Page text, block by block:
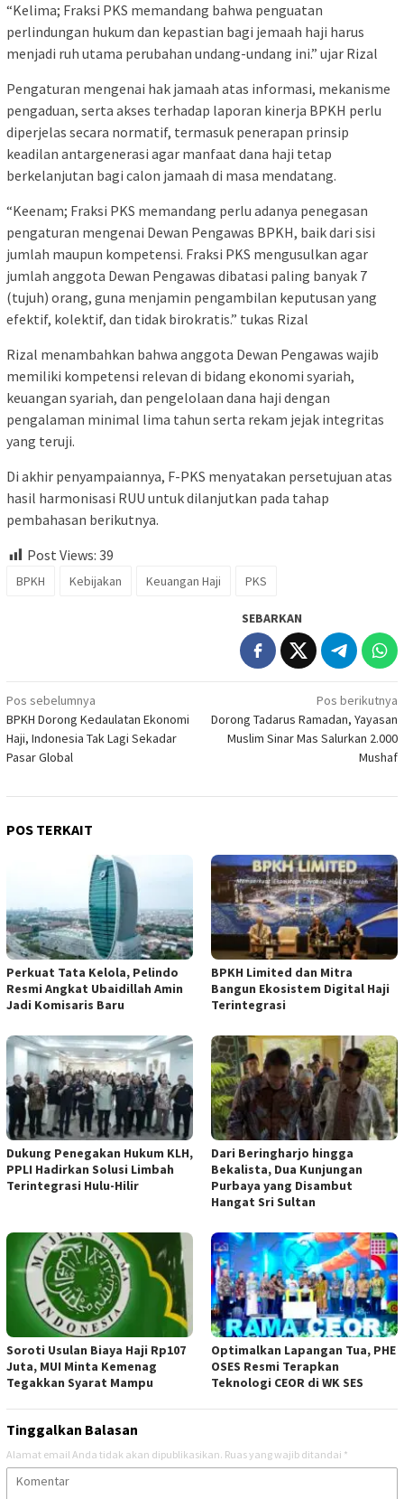
“Kelima; Fraksi PKS memandang bahwa penguatan
perlindungan hukum dan kepastian bagi jemaah haji harus
menjadi ruh utama perubahan undang-undang ini.” ujar Rizal
Pengaturan mengenai hak jamaah atas informasi, mekanisme
pengaduan, serta akses terhadap laporan kinerja BPKH perlu
diperjelas secara normatif, termasuk penerapan prinsip
keadilan antargenerasi agar manfaat dana haji tetap
berkelanjutan bagi calon jamaah di masa mendatang.
“Keenam; Fraksi PKS memandang perlu adanya penegasan
pengaturan mengenai Dewan Pengawas BPKH, baik dari sisi
jumlah maupun kompetensi. Fraksi PKS mengusulkan agar
jumlah anggota Dewan Pengawas dibatasi paling banyak 7
(tujuh) orang, guna menjamin pengambilan keputusan yang
efektif, kolektif, dan tidak birokratis.” tukas Rizal
Rizal menambahkan bahwa anggota Dewan Pengawas wajib
memiliki kompetensi relevan di bidang ekonomi syariah,
keuangan syariah, dan pengelolaan dana haji dengan
pengalaman minimal lima tahun serta rekam jejak integritas
yang teruji.
Di akhir penyampaiannya, F-PKS menyatakan persetujuan atas
hasil harmonisasi RUU untuk dilanjutkan pada tahap
pembahasan berikutnya.
Post Views: 39
BPKH Kebijakan Keuangan Haji PKS
SEBARKAN
Navigasi
pos
Pos sebelumnya
BPKH Dorong Kedaulatan Ekonomi
Haji, Indonesia Tak Lagi Sekadar
Pasar Global
Pos berikutnya
Dorong Tadarus Ramadan, Yayasan
Muslim Sinar Mas Salurkan 2.000
Mushaf
POS TERKAIT
​Perkuat Tata Kelola, Pelindo
Resmi Angkat Ubaidillah Amin
Jadi Komisaris Baru
BPKH Limited dan Mitra
Bangun Ekosistem Digital Haji
Terintegrasi
Dukung Penegakan Hukum KLH,
PPLI Hadirkan Solusi Limbah
Terintegrasi Hulu-Hilir
Dari Beringharjo hingga
Bekalista, Dua Kunjungan
Purbaya yang Disambut
Hangat Sri Sultan
Soroti Usulan Biaya Haji Rp107
Juta, MUI Minta Kemenag
Tegakkan Syarat Mampu
Optimalkan Lapangan Tua, PHE
OSES Resmi Terapkan
Teknologi CEOR di WK SES
Tinggalkan Balasan
Alamat email Anda tidak akan dipublikasikan. Ruas yang wajib ditandai *